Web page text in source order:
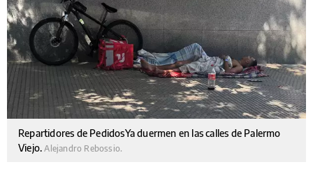
Repartidores de PedidosYa duermen en las calles de Palermo
Viejo.Alejandro Rebossio.